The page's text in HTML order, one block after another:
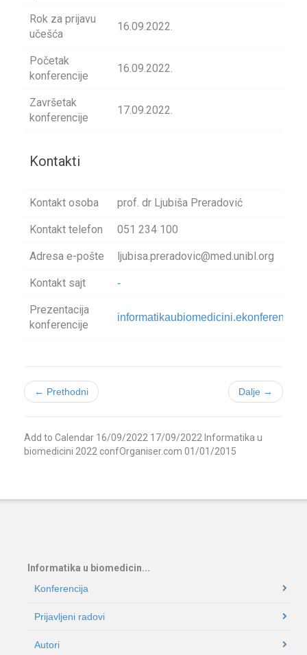
Rok za prijavu
učešća
16.09.2022.
Početak
konferencije
16.09.2022.
Završetak
konferencije
17.09.2022.
Kontakti
Kontakt osoba prof. dr Ljubiša Preradović
Kontakt telefon 051 234 100
Adresa e-pošte ljubisa.preradovic@med.unibl.org
Kontakt sajt -
Prezentacija
konferencije
← Prethodni Dalje →
Add to Calendar 16/09/2022 17/09/2022 Informatika u
biomedicini 2022 confOrganiser.com 01/01/2015
Informatika u biomedicin...
Konferencija
Prijavljeni radovi
Autori